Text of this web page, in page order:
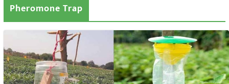
Pheromone Trap